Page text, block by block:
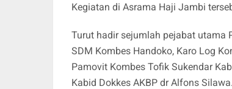
Kegiatan di Asrama Haji Jambi
Turut hadir sejumlah pejabat utama
SDM Kombes Handoko, Karo Log
Pamovit Kombes Tofik Sukendar
Kabid Dokkes AKBP dr Alfons Silawa.